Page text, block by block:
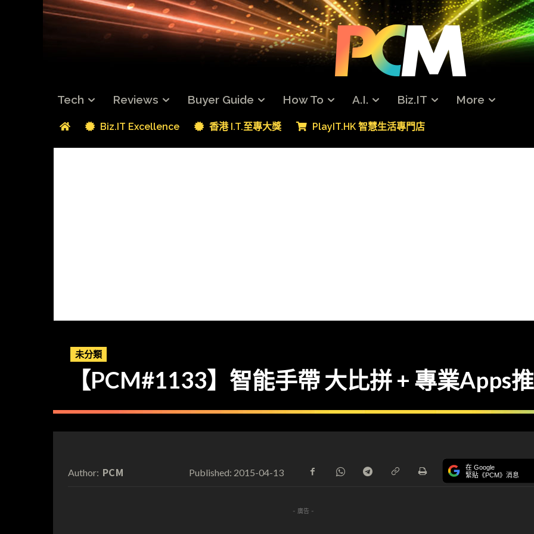
Tech Reviews Buyer Guide How To A.I. Biz.IT More
Biz.IT Excellence 香港 I.T.至專大獎 PlayIT.HK 智慧生活專門店
未分類
【PCM#1133】智能手帶 大比拼 + 專業Apps
Author: PCM Published: 2015-04-13 在 Google
緊貼《PCM》消息
- 廣告 -